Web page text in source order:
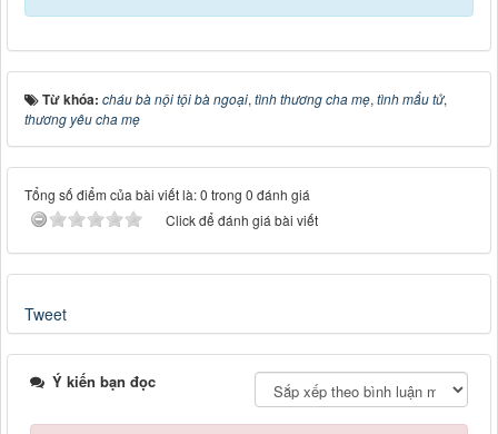
Từ khóa: cháu bà nội tội bà ngoại, tình thương cha mẹ, tình mẩu tử,
thương yêu cha mẹ
Tổng số điểm của bài viết là: 0 trong 0 đánh giá
Click để đánh giá bài viết
Tweet
Ý kiến bạn đọc